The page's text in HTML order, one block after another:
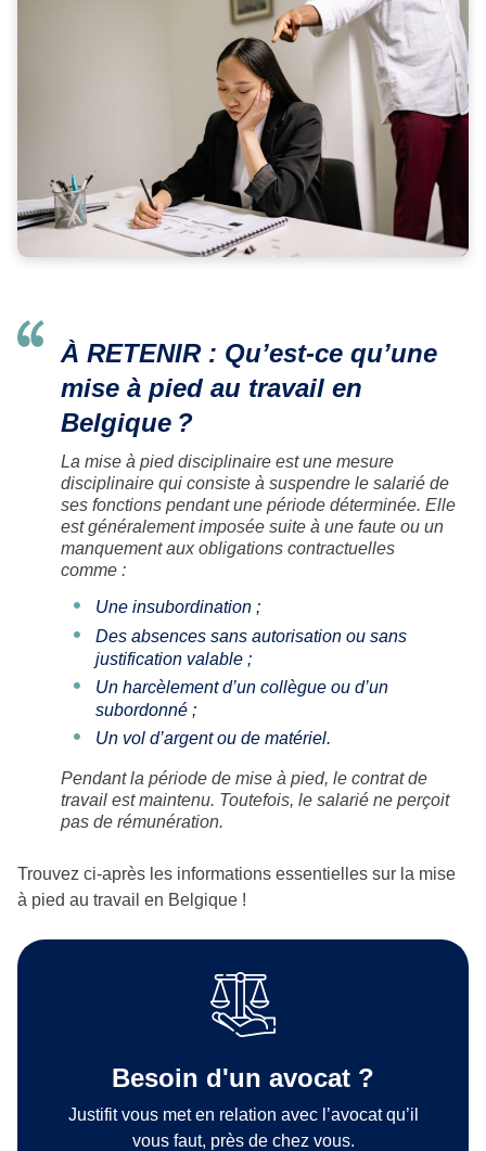
À RETENIR : Qu’est-ce qu’une
mise à pied au travail en
Belgique ?
La mise à pied disciplinaire est une mesure
disciplinaire qui consiste à suspendre le salarié de
ses fonctions pendant une période déterminée. Elle
est généralement imposée suite à une faute ou un
manquement aux obligations contractuelles
comme :
Une insubordination ;
Des absences sans autorisation ou sans
justification valable ;
Un harcèlement d’un collègue ou d’un
subordonné ;
Un vol d’argent ou de matériel.
Pendant la période de mise à pied, le contrat de
travail est maintenu. Toutefois, le salarié ne perçoit
pas de rémunération.
Trouvez ci-après les informations essentielles sur la mise
à pied au travail en Belgique !
Besoin d'un avocat ?
Justifit vous met en relation avec l’avocat qu’il
vous faut, près de chez vous.